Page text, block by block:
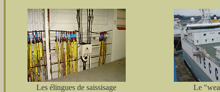
Les élingues de saissisage Le